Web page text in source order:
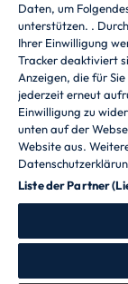
CANDY
20861 Brugherio
Via Privata
und Via Trento
- Tel.:
Grundkapital
Steuernr. und
Mailand-
00786860965 -
IT AEOF
Leitung durch
Daten, um
unterstützen. .
Ihrer Einwilligung
Tracker deaktiviert
Anzeigen, die für
jederzeit erneut
Einwilligung zu
unten auf der
Website aus.
Liste der Partner